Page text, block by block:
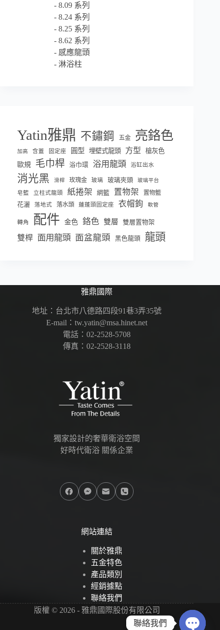
8.09 系列
8.24 系列
8.25 系列
8.62 系列
感應龍頭
淋浴柱
Yatin雅鼎 不鏽鋼 五金 亮鉻色
加高 含蓋 固定座 圓型 埋壁式龍頭 方型
槍灰色
歐規
毛巾桿 浴巾環 浴用龍頭 浴缸出水
消光黑 滑桿 玫瑰金 玻璃 玻璃夾頭 玻璃平台
皂籃 立柱式龍頭 紙捲架 網籃 置物架
置物籃
花灑
落地式 落水頭 蓮蓬頭固定座 衣帽鉤 軟管
轉角 配件 金色 鉻色 雙層 雙層置物架
雙桿 面用龍頭 面盆龍頭 黑色龍頭 龍頭
雅鼎國際
地址：台北市八德路四段91巷3弄35號
E-mail：tw.yatin@msa.hinet.net
電話：02-2528-5708
傳真：02-2528-3118
獨家設計的奢華衛浴空間
好時代衛浴 關係企業
網站連結
關於雅鼎
五金特色
產品類別
經銷據點
聯絡我們
版權 © 2026 - 雅鼎國際股份有限公司
聯絡我們